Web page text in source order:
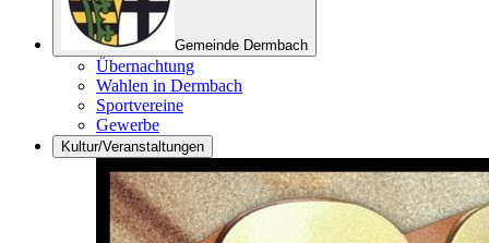
Gemeinde Dermbach
Übernachtung
Wahlen in Dermbach
Sportvereine
Gewerbe
Kultur/Veranstaltungen